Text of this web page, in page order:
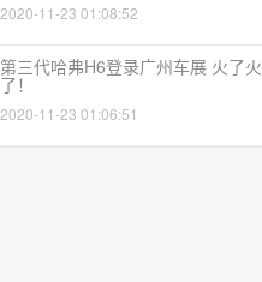
2020-11-23 01:08:52
第三代哈弗H6登录广州车展 火了火
了！
2020-11-23 01:06:51